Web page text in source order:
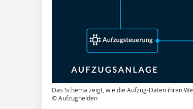
Das Schema zeigt, wie die Aufzug-Daten ihren
© Aufzughelden